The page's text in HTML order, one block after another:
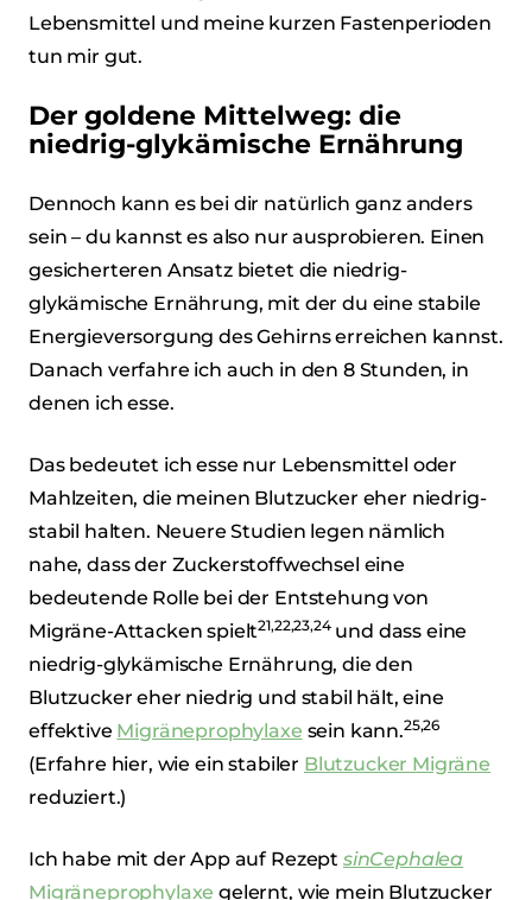
Lebensmittel und meine kurzen Fastenperioden
tun mir gut.
Der goldene Mittelweg: die
niedrig-glykämische Ernährung
Dennoch kann es bei dir natürlich ganz anders
sein – du kannst es also nur ausprobieren. Einen
gesicherteren Ansatz bietet die niedrig-
glykämische Ernährung, mit der du eine stabile
Energieversorgung des Gehirns erreichen kannst.
Danach verfahre ich auch in den 8 Stunden, in
denen ich esse.
Das bedeutet ich esse nur Lebensmittel oder
Mahlzeiten, die meinen Blutzucker eher niedrig-
stabil halten. Neuere Studien legen nämlich
nahe, dass der Zuckerstoffwechsel eine
bedeutende Rolle bei der Entstehung von
Migräne-Attacken spielt21,22,23,24und dass eine
niedrig-glykämische Ernährung, die den
Blutzucker eher niedrig und stabil hält, eine
effektive Migräneprophylaxe sein kann.25,26
(Erfahre hier, wie ein stabiler Blutzucker Migräne
reduziert.)
Ich habe mit der App auf Rezept sinCephalea
Migräneprophylaxe gelernt, wie mein Blutzucker